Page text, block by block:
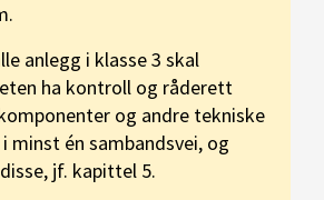
anlegg i klasse 3 skal
ha kontroll og råderett
og andre tekniske
minst én sambandsvei, og
jf. kapittel 5.